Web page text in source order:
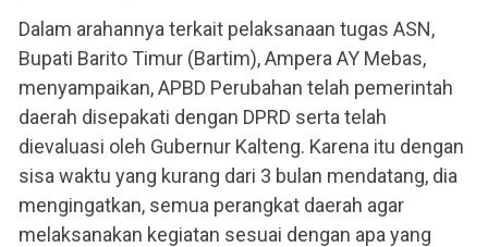
Dalam arahannya terkait pelaksanaan tugas ASN,
Bupati Barito Timur (Bartim), Ampera AY Mebas,
menyampaikan, APBD Perubahan telah pemerintah
daerah disepakati dengan DPRD serta telah
dievaluasi oleh Gubernur Kalteng. Karena itu dengan
sisa waktu yang kurang dari 3 bulan mendatang, dia
mengingatkan, semua perangkat daerah agar
melaksanakan kegiatan sesuai dengan apa yang